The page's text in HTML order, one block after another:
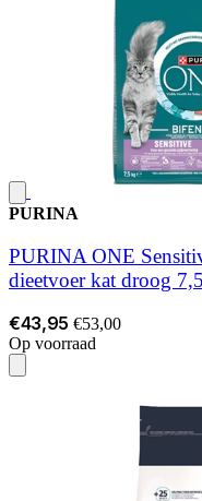
PURINA
PURINA ONE
dieetvoer kat droog
€43,95 €53,00
Op voorraad